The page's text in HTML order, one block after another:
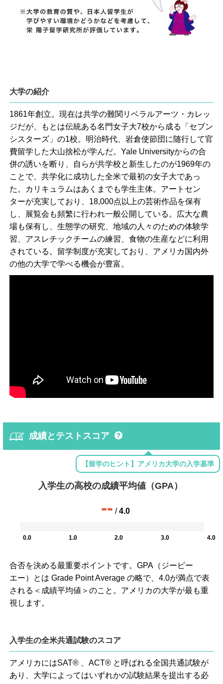
大学の紹介
1861年創立。現在は共学の難関リベラルアーツ・カレッ
ジだが、もとは伝統ある名門女子大7校から成る「セブン
シスターズ」の1校。明治時代、岩倉使節団に随行して官
費留学した大山捨松が学んだ。Yale Universityからの合
併の誘いを断り、自らが共学校と新生したのが1969年の
ことで、共学化に成功した全米で最初の女子大であっ
た。カリキュラムはあくまでも学生主体。アートセン
ターが充実しており、18,000点以上の芸術作品を保有
し、展覧会も頻繁に行われ一般公開している。広大な農
場も保有し、生態学の研究、地域の人々のための体験学
習、アスレチックチームの練習、食物の生産などに利用
されている。留学制度が充実しており、アメリカ国内外
の他の大学で学べる機会が豊富。
成績とテストスコア
【留学のヒント】アメリカ大学の入学基準
入学生の高校の成績平均値（GPA）
-- /4.0
0.0 1.0 2.0 3.0 4.0
合否を決める最重要ポイントです。GPA（ジーピー
エー）とは Grade Point Average の略で、4.0が満点で表
される＜成績平均値＞のこと。アメリカの大学が最も重
視します。
入学生の全米共通試験のスコア
アメリカにはSAT® 、ACT® と呼ばれる全国共通試験が
あり、大学によってはいずれかの試験結果を提出する必